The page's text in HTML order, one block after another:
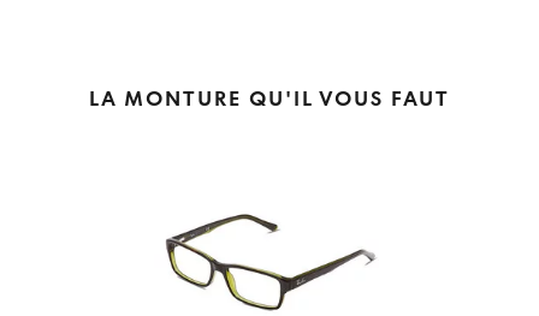
LA MONTURE QU'IL VOUS FAUT